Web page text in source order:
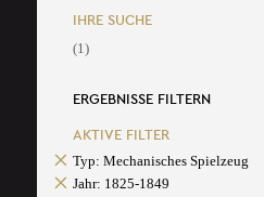
IHRE SUCHE
(1)
ERGEBNISSE FILTERN
AKTIVE FILTER
Typ: Mechanisches Spielzeug
Jahr: 1825-1849